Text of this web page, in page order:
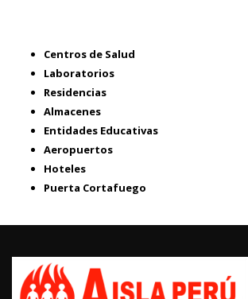
Centros de Salud
Laboratorios
Residencias
Almacenes
Entidades Educativas
Aeropuertos
Hoteles
Puerta Cortafuego